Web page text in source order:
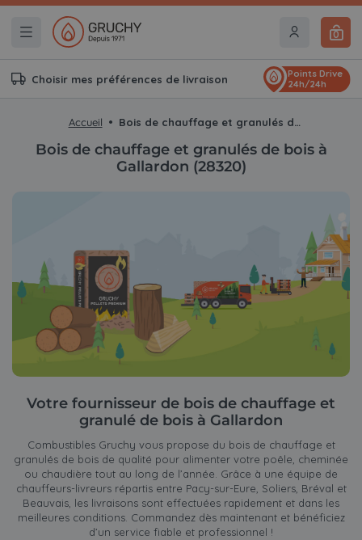
0
Choisir mes préférences de livraison
Points Drive
24h/24h
Accueil Bois de chauffage et granulés de bois à Gallardon (28320)
Bois de chauffage et granulés de bois à
Gallardon (28320)
Votre fournisseur de bois de chauffage et
granulé de bois à Gallardon
Combustibles Gruchy vous propose du bois de chauffage et
granulés de bois de qualité pour alimenter votre poêle, cheminée
ou chaudière tout au long de l’année. Grâce à une équipe de
chauffeurs-livreurs répartis entre Pacy-sur-Eure, Soliers, Bréval et
Beauvais, les livraisons sont effectuées rapidement et dans les
meilleures conditions. Commandez dès maintenant et bénéficiez
d’un service fiable et professionnel !